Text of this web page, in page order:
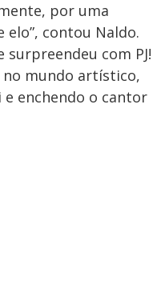
por uma
elo”, contou Naldo.
com PJ!
no mundo artístico,
e enchendo o cantor